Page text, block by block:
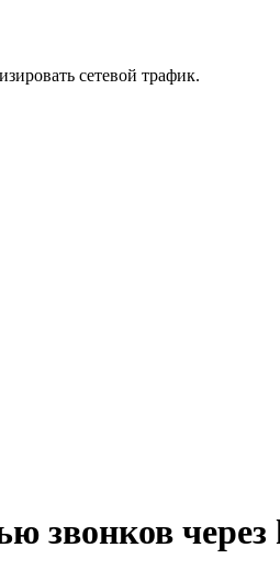
сетевой трафик.
через